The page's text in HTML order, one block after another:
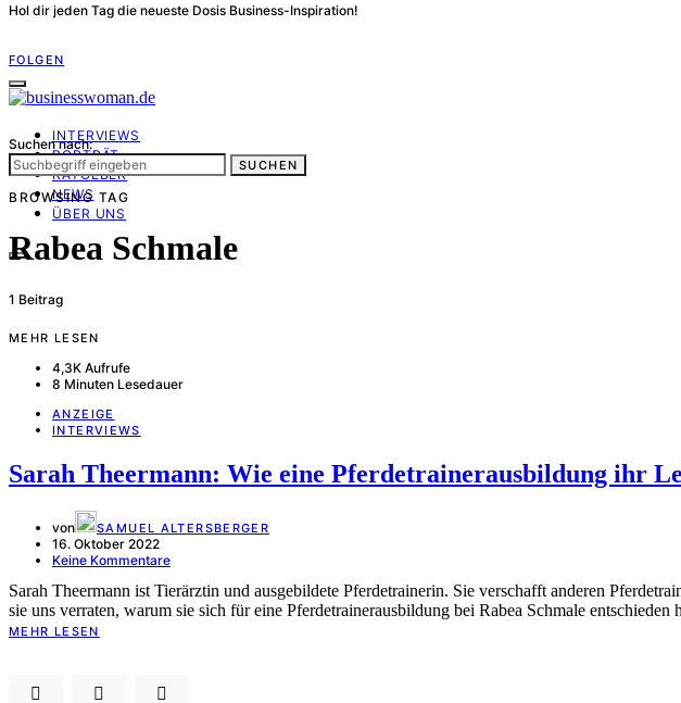
Hol dir jeden Tag die neueste Dosis Business-Inspiration!
FOLGEN
INTERVIEWS
PORTRÄT
RATGEBER
NEWS
ÜBER UNS
Suchen nach:
SUCHEN
BROWSING TAG
Rabea Schmale
1 Beitrag
MEHR LESEN
4,3K Aufrufe
8 Minuten Lesedauer
ANZEIGE
INTERVIEWS
Sarah Theermann: Wie eine Pferdetrainerausbildung ihr
von SAMUEL ALTERSBERGER
16. Oktober 2022
Keine Kommentare
Sarah Theermann ist Tierärztin und ausgebildete Pferdetrainerin. Sie verschafft anderen
sie uns verraten, warum sie sich für eine Pferdetrainerausbildung bei Rabea Schmale
MEHR LESEN